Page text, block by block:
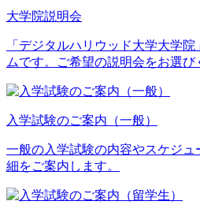
大学院説明会
「デジタルハリウッド大学大学
ムです。ご希望の説明会をお選び
入学試験のご案内（一般）
一般の入学試験の内容やスケジ
細をご案内します。